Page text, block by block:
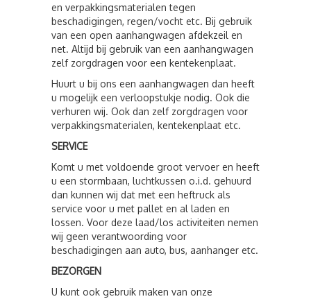
en verpakkingsmaterialen tegen
beschadigingen, regen/vocht etc. Bij gebruik
van een open aanhangwagen afdekzeil en
net. Altijd bij gebruik van een aanhangwagen
zelf zorgdragen voor een kentekenplaat.
Huurt u bij ons een aanhangwagen dan heeft
u mogelijk een verloopstukje nodig. Ook die
verhuren wij. Ook dan zelf zorgdragen voor
verpakkingsmaterialen, kentekenplaat etc.
SERVICE
Komt u met voldoende groot vervoer en heeft
u een stormbaan, luchtkussen o.i.d. gehuurd
dan kunnen wij dat met een heftruck als
service voor u met pallet en al laden en
lossen. Voor deze laad/los activiteiten nemen
wij geen verantwoording voor
beschadigingen aan auto, bus, aanhanger etc.
BEZORGEN
U kunt ook gebruik maken van onze